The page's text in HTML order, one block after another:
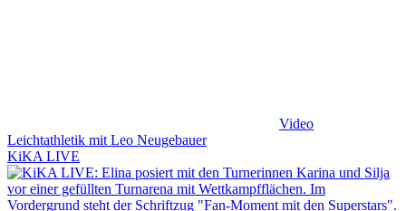
Video
Leichtathletik mit Leo Neugebauer
KiKA LIVE